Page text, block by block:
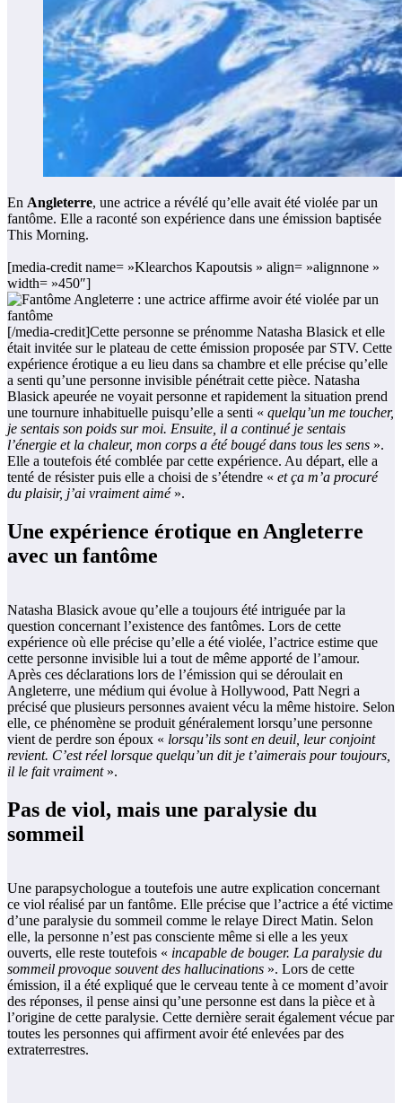
En Angleterre, une actrice a révélé qu’elle avait été violée par un
fantôme. Elle a raconté son expérience dans une émission baptisée
This Morning.
[media-credit name= »Klearchos Kapoutsis » align= »alignnone »
width= »450″]
[/media-credit]Cette personne se prénomme Natasha Blasick et elle
était invitée sur le plateau de cette émission proposée par STV. Cette
expérience érotique a eu lieu dans sa chambre et elle précise qu’elle
a senti qu’une personne invisible pénétrait cette pièce. Natasha
Blasick apeurée ne voyait personne et rapidement la situation prend
une tournure inhabituelle puisqu’elle a senti « quelqu’un me toucher,
je sentais son poids sur moi. Ensuite, il a continué je sentais
l’énergie et la chaleur, mon corps a été bougé dans tous les sens ».
Elle a toutefois été comblée par cette expérience. Au départ, elle a
tenté de résister puis elle a choisi de s’étendre « et ça m’a procuré
du plaisir, j’ai vraiment aimé ».
Une expérience érotique en Angleterre
avec un fantôme
Natasha Blasick avoue qu’elle a toujours été intriguée par la
question concernant l’existence des fantômes. Lors de cette
expérience où elle précise qu’elle a été violée, l’actrice estime que
cette personne invisible lui a tout de même apporté de l’amour.
Après ces déclarations lors de l’émission qui se déroulait en
Angleterre, une médium qui évolue à Hollywood, Patt Negri a
précisé que plusieurs personnes avaient vécu la même histoire. Selon
elle, ce phénomène se produit généralement lorsqu’une personne
vient de perdre son époux « lorsqu’ils sont en deuil, leur conjoint
revient. C’est réel lorsque quelqu’un dit je t’aimerais pour toujours,
il le fait vraiment».
Pas de viol, mais une paralysie du
sommeil
Une parapsychologue a toutefois une autre explication concernant
ce viol réalisé par un fantôme. Elle précise que l’actrice a été victime
d’une paralysie du sommeil comme le relaye Direct Matin. Selon
elle, la personne n’est pas consciente même si elle a les yeux
ouverts, elle reste toutefois « incapable de bouger. La paralysie du
sommeil provoque souvent des hallucinations ». Lors de cette
émission, il a été expliqué que le cerveau tente à ce moment d’avoir
des réponses, il pense ainsi qu’une personne est dans la pièce et à
l’origine de cette paralysie. Cette dernière serait également vécue par
toutes les personnes qui affirment avoir été enlevées par des
extraterrestres.